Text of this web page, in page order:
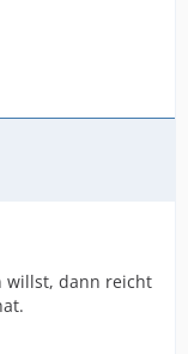
willst, dann reicht